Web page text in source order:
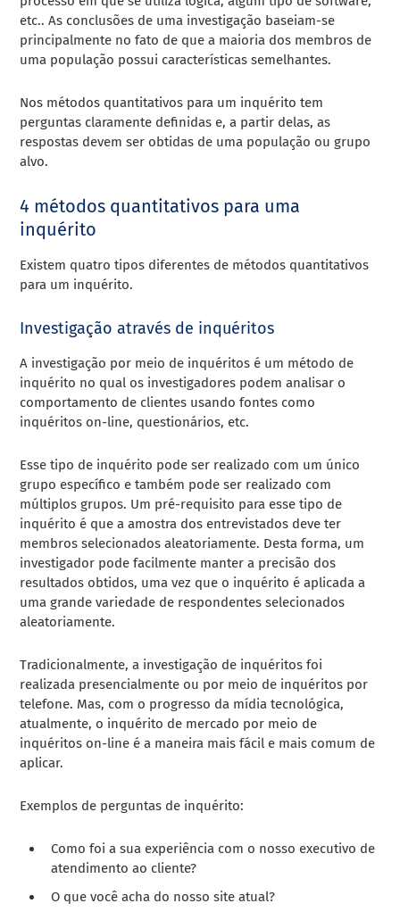
etc.. As conclusões de uma investigação baseiam-se
principalmente no fato de que a maioria dos membros de
uma população possui características semelhantes.
Nos métodos quantitativos para um inquérito tem
perguntas claramente definidas e, a partir delas, as
respostas devem ser obtidas de uma população ou grupo
alvo.
4 métodos quantitativos para uma
inquérito
Existem quatro tipos diferentes de métodos quantitativos
para um inquérito.
Investigação através de inquéritos
A investigação por meio de inquéritos é um método de
inquérito no qual os investigadores podem analisar o
comportamento de clientes usando fontes como
inquéritos on-line, questionários, etc.
Esse tipo de inquérito pode ser realizado com um único
grupo específico e também pode ser realizado com
múltiplos grupos. Um pré-requisito para esse tipo de
inquérito é que a amostra dos entrevistados deve ter
membros selecionados aleatoriamente. Desta forma, um
investigador pode facilmente manter a precisão dos
resultados obtidos, uma vez que o inquérito é aplicada a
uma grande variedade de respondentes selecionados
aleatoriamente.
Tradicionalmente, a investigação de inquéritos foi
realizada presencialmente ou por meio de inquéritos por
telefone. Mas, com o progresso da mídia tecnológica,
atualmente, o inquérito de mercado por meio de
inquéritos on-line é a maneira mais fácil e mais comum de
aplicar.
Exemplos de perguntas de inquérito:
Como foi a sua experiência com o nosso executivo de
atendimento ao cliente?
O que você acha do nosso site atual?